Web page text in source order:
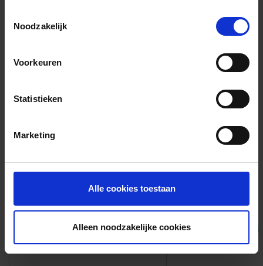
Noodzakelijk
Voorkeuren
Statistieken
Marketing
Alle cookies toestaan
Alleen noodzakelijke cookies
Algemene informatie
Foto’s ({{photos.length}})
Eigen foto’s